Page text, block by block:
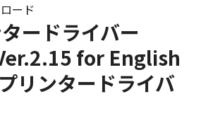
ードライバー
for English
リンタードライバ
ード